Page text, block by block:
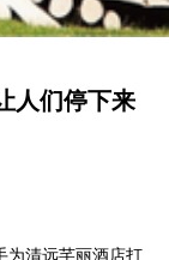
人们停下来
为清远芊丽酒店打